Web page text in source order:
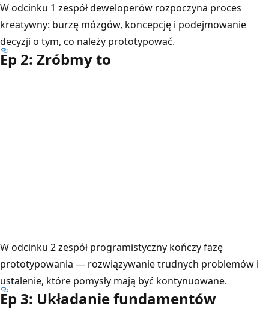
W odcinku 1 zespół deweloperów rozpoczyna proces
kreatywny: burzę mózgów, koncepcję i podejmowanie
decyzji o tym, co należy prototypować.
Ep 2: Zróbmy to
W odcinku 2 zespół programistyczny kończy fazę
prototypowania — rozwiązywanie trudnych problemów i
ustalenie, które pomysły mają być kontynuowane.
Ep 3: Układanie fundamentów